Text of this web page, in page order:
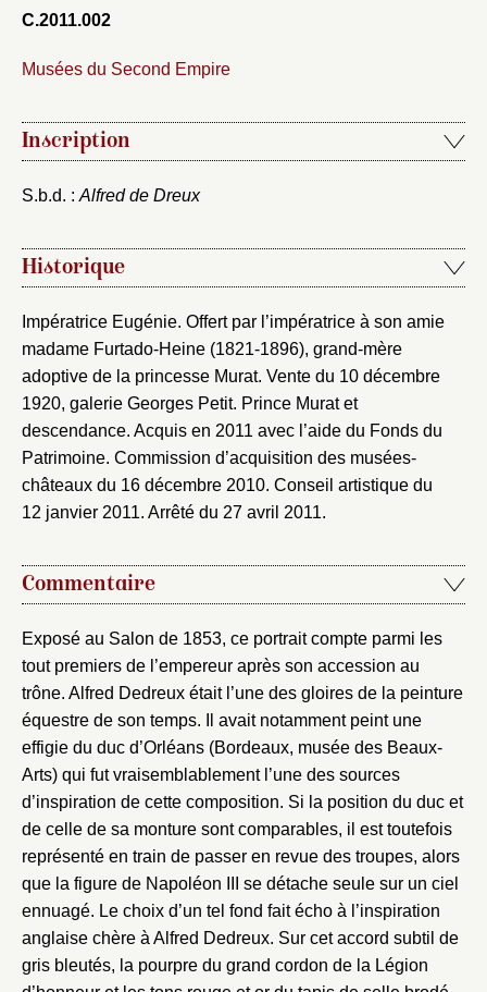
C.2011.002
Musées du Second Empire
Inscription
S.b.d. : Alfred de Dreux
Historique
Impératrice Eugénie. Offert par l’impératrice à son amie
madame Furtado-Heine (1821-1896), grand-mère
adoptive de la princesse Murat. Vente du 10 décembre
1920, galerie Georges Petit. Prince Murat et
descendance. Acquis en 2011 avec l’aide du Fonds du
Patrimoine. Commission d’acquisition des musées-
châteaux du 16 décembre 2010. Conseil artistique du
12 janvier 2011. Arrêté du 27 avril 2011.
Commentaire
Exposé au Salon de 1853, ce portrait compte parmi les
tout premiers de l’empereur après son accession au
trône. Alfred Dedreux était l’une des gloires de la peinture
équestre de son temps. Il avait notamment peint une
effigie du duc d’Orléans (Bordeaux, musée des Beaux-
Arts) qui fut vraisemblablement l’une des sources
d’inspiration de cette composition. Si la position du duc et
de celle de sa monture sont comparables, il est toutefois
représenté en train de passer en revue des troupes, alors
que la figure de Napoléon III se détache seule sur un ciel
ennuagé. Le choix d’un tel fond fait écho à l’inspiration
anglaise chère à Alfred Dedreux. Sur cet accord subtil de
gris bleutés, la pourpre du grand cordon de la Légion